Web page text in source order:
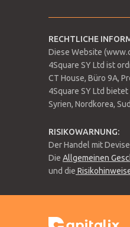
RECHTLICHE
Diese Website
4Square SY Ltd ist
CT House, Büro 9A,
4Square SY Ltd
Syrien, Nordkorea,
RISIKOWARNUNG:
Der Handel mit
Die Allgemeinen
und die